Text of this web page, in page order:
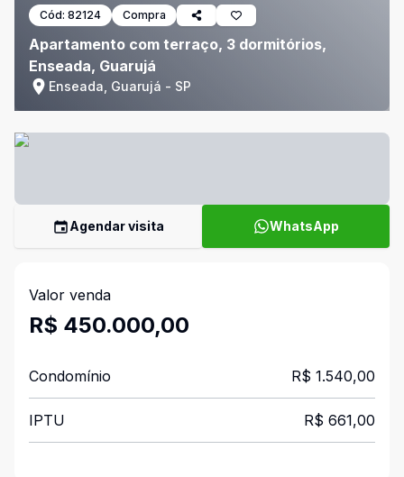
Cód: 82124 Compra
Apartamento com terraço, 3 dormitórios,
Enseada, Guarujá
Enseada, Guarujá - SP
Agendar visita WhatsApp
Valor venda
R$ 450.000,00
Condomínio R$ 1.540,00
IPTU R$ 661,00